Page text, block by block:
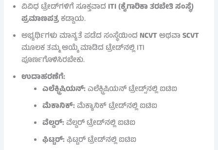
ವಿವಿಧ ಟ್ರೇಡ್‌ಗಳಿಗೆ ಸೂಕ್ತವಾದ ITI (ಕೈಗಾರಿಕಾ ತರಬೇತಿ ಸಂಸ್ಥೆ)
ಪ್ರಮಾಣಪತ್ರಕಡ್ಡಾಯ.
ಅಭ್ಯರ್ಥಿಗಳು ಮಾನ್ಯತೆ ಪಡೆದ ಸಂಸ್ಥೆಯಿಂದ NCVTಅಥವಾSCVT
ಮೂಲಕ ತಮ್ಮ ಆಯ್ಕೆ ಮಾಡಿದ ಟ್ರೇಡ್‌ನಲ್ಲಿ ITI
ಪೂರ್ಣಗೊಳಿಸಿರಬೇಕು.
ಉದಾಹರಣೆಗೆ:
ಎಲೆಕ್ಟ್ರಿಷಿಯನ್:ಎಲೆಕ್ಟ್ರಿಷಿಯನ್ ಟ್ರೇಡ್ಸ್‌ನಲ್ಲಿ ಐಟಿಐ
ಮೆಕಾನಿಕ್:ಮೆಕ್ಯಾನಿಕ್ ಟ್ರೇಡ್‌ನಲ್ಲಿ ಐಟಿಐ
ವೆಲ್ಡರ್:ವೆಲ್ಡರ್ ಟ್ರೇಡ್‌ನಲ್ಲಿ ಐಟಿಐ
ಫಿಟ್ಟರ್:ಫಿಟ್ಟರ್ ಟ್ರೇಡ್‌ನಲ್ಲಿ ಐಟಿಐ